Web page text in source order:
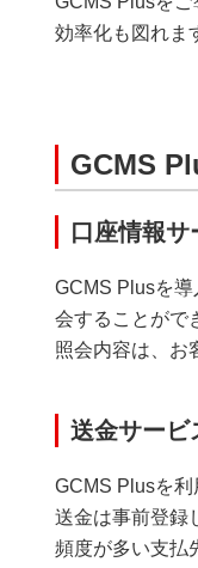
効率化も図れま
GCMS
口座情報サ
GCMS Plusを
会することがで
照会内容は、お
送金サービ
GCMS Plusを利
送金は事前登録
頻度が多い支払